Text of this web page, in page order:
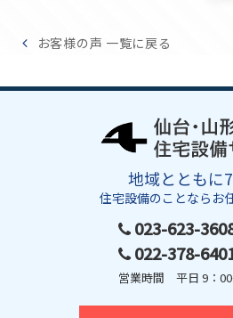
お客様の声 一覧に戻る
地域とともに
住宅設備のことならお
023-623-
022-378-
営業時間 平日 9：